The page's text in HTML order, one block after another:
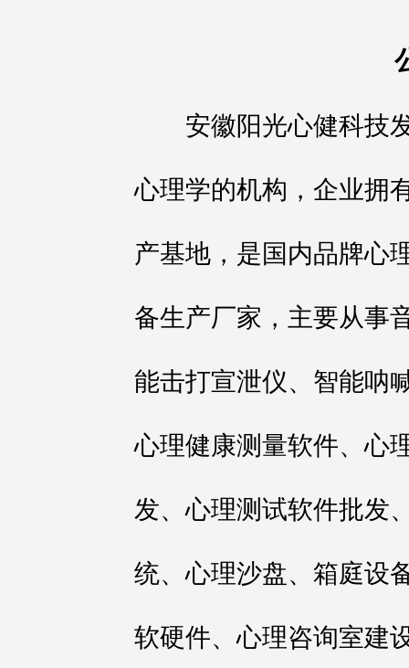
安徽阳光心健科技发
心理学的机构，企业拥
产基地，是国内品牌心
备生产厂家，主要从事
能击打宣泄仪、智能呐
心理健康测量软件、心
发、心理测试软件批发
统、心理沙盘、箱庭设
软硬件、心理咨询室建